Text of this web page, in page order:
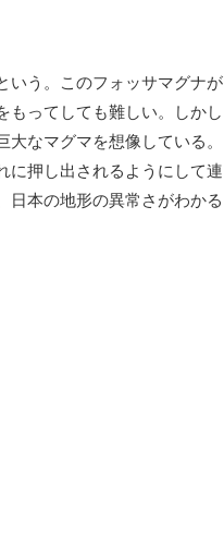
いう。このフォッサマグナが
ってしても難しい。しかし
なマグマを想像している。
に押し出されるようにして連
日本の地形の異常さがわかる